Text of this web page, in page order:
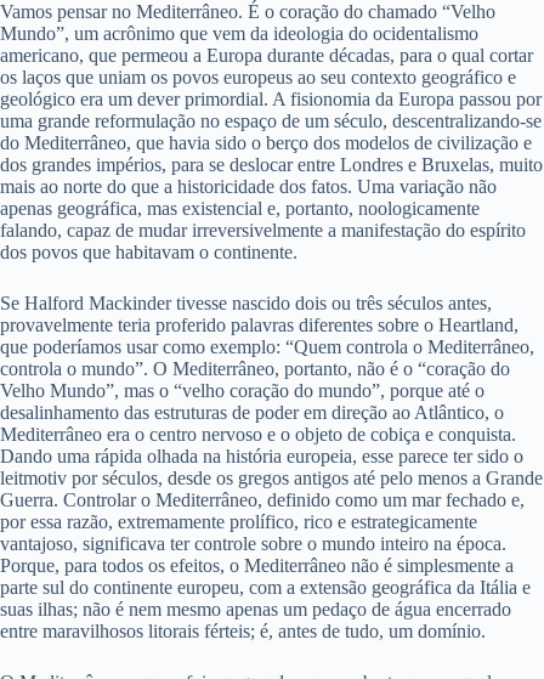
Vamos pensar no Mediterrâneo. É o coração do chamado “Velho
Mundo”, um acrônimo que vem da ideologia do ocidentalismo
americano, que permeou a Europa durante décadas, para o qual cortar
os laços que uniam os povos europeus ao seu contexto geográfico e
geológico era um dever primordial. A fisionomia da Europa passou por
uma grande reformulação no espaço de um século, descentralizando-se
do Mediterrâneo, que havia sido o berço dos modelos de civilização e
dos grandes impérios, para se deslocar entre Londres e Bruxelas, muito
mais ao norte do que a historicidade dos fatos. Uma variação não
apenas geográfica, mas existencial e, portanto, noologicamente
falando, capaz de mudar irreversivelmente a manifestação do espírito
dos povos que habitavam o continente.
Se Halford Mackinder tivesse nascido dois ou três séculos antes,
provavelmente teria proferido palavras diferentes sobre o Heartland,
que poderíamos usar como exemplo: “Quem controla o Mediterrâneo,
controla o mundo”. O Mediterrâneo, portanto, não é o “coração do
Velho Mundo”, mas o “velho coração do mundo”, porque até o
desalinhamento das estruturas de poder em direção ao Atlântico, o
Mediterrâneo era o centro nervoso e o objeto de cobiça e conquista.
Dando uma rápida olhada na história europeia, esse parece ter sido o
leitmotiv por séculos, desde os gregos antigos até pelo menos a Grande
Guerra. Controlar o Mediterrâneo, definido como um mar fechado e,
por essa razão, extremamente prolífico, rico e estrategicamente
vantajoso, significava ter controle sobre o mundo inteiro na época.
Porque, para todos os efeitos, o Mediterrâneo não é simplesmente a
parte sul do continente europeu, com a extensão geográfica da Itália e
suas ilhas; não é nem mesmo apenas um pedaço de água encerrado
entre maravilhosos litorais férteis; é, antes de tudo, um domínio.